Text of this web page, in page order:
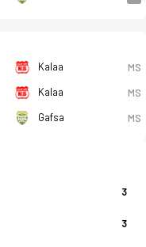
Kalaa MS
Kalaa MS
Gafsa MS
3
3